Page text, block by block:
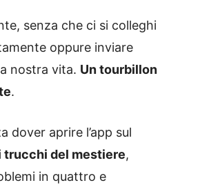
senza che ci si colleghi
oppure inviare
nostra vita. Un tourbillon
.
dover aprire l’app sul
trucchi del mestiere,
in quattro e